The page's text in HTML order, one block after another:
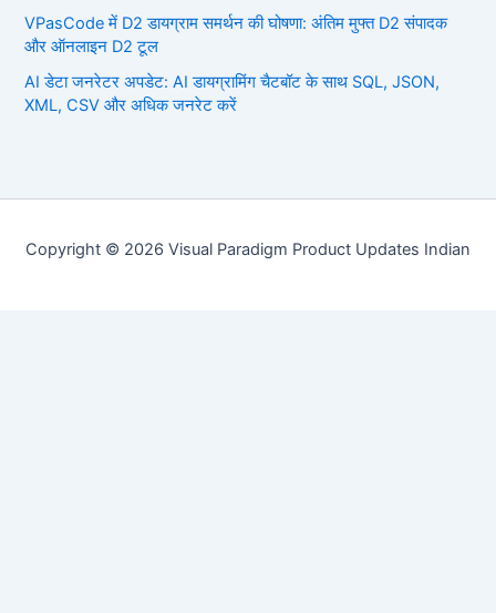
VPasCode में D2 डायग्राम समर्थन की घोषणा: अंतिम मुफ्त D2 संपादक
और ऑनलाइन D2 टूल
AI डेटा जनरेटर अपडेट: AI डायग्रामिंग चैटबॉट के साथ SQL, JSON,
XML, CSV और अधिक जनरेट करें
Copyright © 2026 Visual Paradigm Product Updates Indian